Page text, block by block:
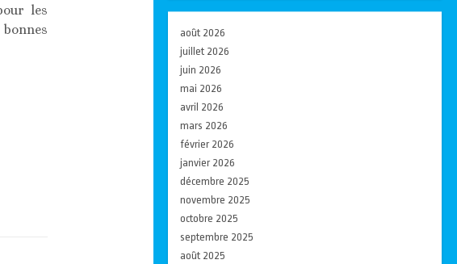
les
août 2026
juillet 2026
juin 2026
mai 2026
avril 2026
mars 2026
février 2026
janvier 2026
décembre 2025
novembre 2025
octobre 2025
septembre 2025
août 2025